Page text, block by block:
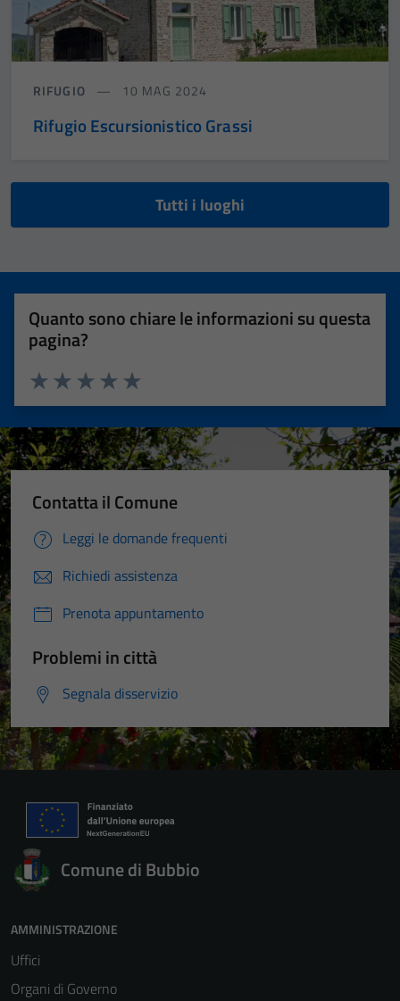
RIFUGIO 10 MAG 2024
Rifugio Escursionistico Grassi
Tutti i luoghi
Quanto sono chiare le informazioni su questa
pagina?
Valuta 5 stelle su 5
Valuta 4 stelle su 5
Valuta 3 stelle su 5
Valuta 2 stelle su 5
Valuta 1 stelle su 5
Contatta il Comune
Leggi le domande frequenti
Richiedi assistenza
Prenota appuntamento
Problemi in città
Segnala disservizio
Comune di Bubbio
AMMINISTRAZIONE
Uffici
Organi di Governo